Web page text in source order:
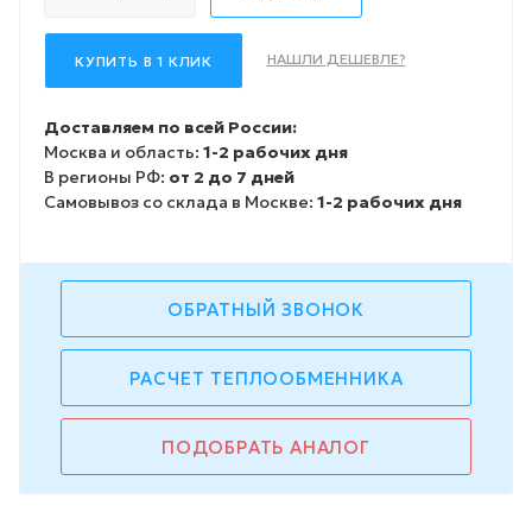
КУПИТЬ В 1 КЛИК НАШЛИ ДЕШЕВЛЕ?
Доставляем по всей России:
Москва и область: 1-2 рабочих дня
В регионы РФ: от 2 до 7 дней
Самовывоз со склада в Москве: 1-2 рабочих дня
ОБРАТНЫЙ ЗВОНОК
РАСЧЕТ ТЕПЛООБМЕННИКА
ПОДОБРАТЬ АНАЛОГ